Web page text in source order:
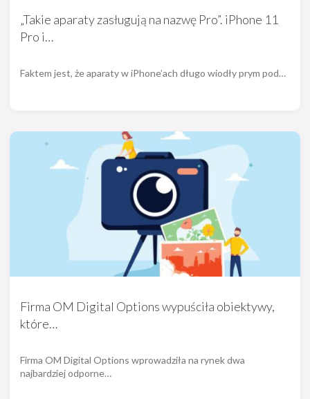
„Takie aparaty zasługują na nazwę Pro”. iPhone 11
Pro i…
Faktem jest, że aparaty w iPhone’ach długo wiodły prym pod…
Firma OM Digital Options wypuściła obiektywy,
które…
Firma OM Digital Options wprowadziła na rynek dwa
najbardziej odporne…